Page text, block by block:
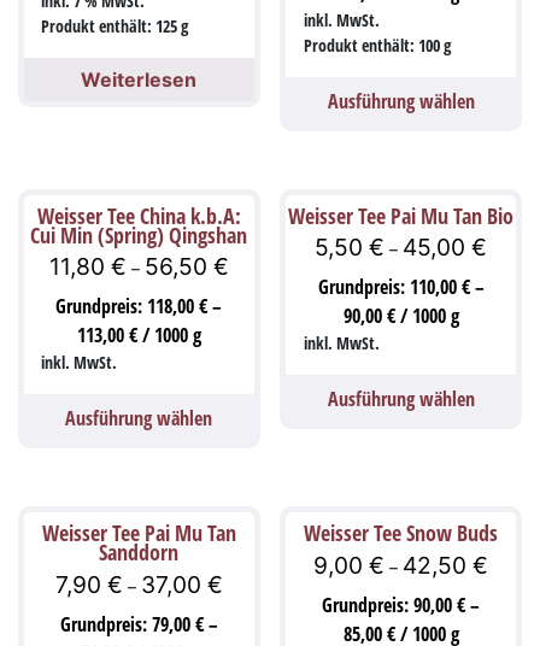
Produkt enthält: 125g
Weiterlesen
inkl. MwSt.
Produkt enthält: 100g
Ausführung wählen
Weisser Tee China k.b.A:
Cui Min (Spring) Qingshan
11,80 € – 56,50 €
Grundpreis: 118,00€–
113,00€/1000g
inkl. MwSt.
Ausführung wählen
Weisser Tee Pai Mu Tan Bio
5,50€ – 45,00€
Grundpreis: 110,00€–
90,00€/1000g
inkl. MwSt.
Ausführung wählen
Weisser Tee Pai Mu Tan
Sanddorn
7,90 € – 37,00 €
Grundpreis:79,00€–
Weisser Tee Snow Buds
9,00€ – 42,50€
Grundpreis:90,00€–
85,00€/1000g